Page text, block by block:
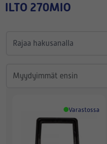
ILTO 270MIO
Varastossa